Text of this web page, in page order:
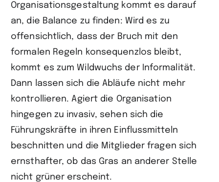
Organisationsgestaltung kommt es darauf
an, die Balance zu finden: Wird es zu
offensichtlich, dass der Bruch mit den
formalen Regeln konsequenzlos bleibt,
kommt es zum Wildwuchs der Informalität.
Dann lassen sich die Abläufe nicht mehr
kontrollieren. Agiert die Organisation
hingegen zu invasiv, sehen sich die
Führungskräfte in ihren Einflussmitteln
beschnitten und die Mitglieder fragen sich
ernsthafter, ob das Gras an anderer Stelle
nicht grüner erscheint.